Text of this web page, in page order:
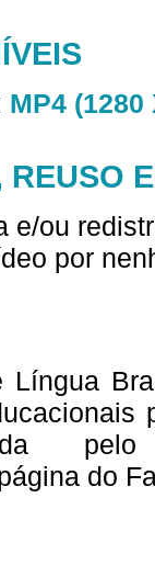
MP4 (1280
e/ou
por
do